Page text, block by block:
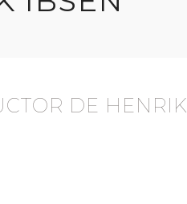
DE HENRIK